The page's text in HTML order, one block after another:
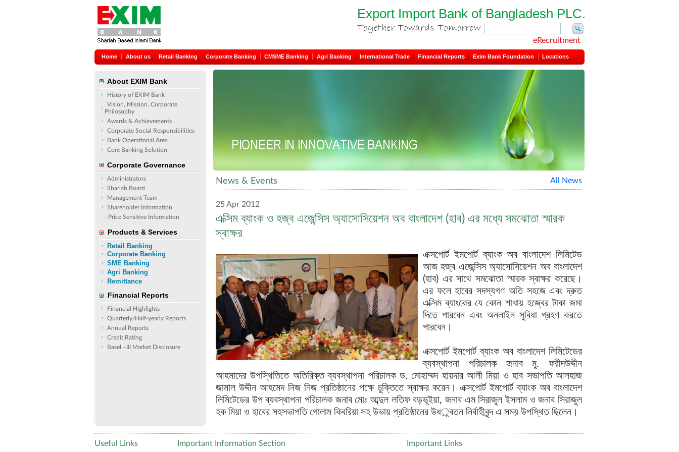
Export Import Bank of Bangladesh PLC.
eRecruitment
Home About us Retail Banking Corporate Banking CMSME Banking Agri Banking International Trade Financial Reports Exim Bank Foundation Locations
About EXIM Bank
History of EXIM Bank
Vision, Mission, Corporate
Philosophy
Awards & Achievements
Corporate Social Responsibilities
Bank Operational Area
Core Banking Solution
Corporate Governance
Administrators
Shariah Board
Management Team
Shareholder Information
- Price Sensitive Information
Products & Services
Retail Banking
Corporate Banking
SME Banking
Agri Banking
Remittance
Financial Reports
Financial Highlights
Quarterly/Half-yearly Reports
Annual Reports
Credit Rating
Basel –III Market Disclosure
News & Events All News
25 Apr 2012
এক্সিম ব্যাংক ও হজ্ব এজেন্সিস অ্যাসোসিয়েশন অব বাংলাদেশ (হাব) এর মধ্যে সমঝোতা স্মারক
স্বাক্ষর
এক্সপোর্ট ইমপোর্ট ব্যাংক অব বাংলাদেশ লিমিটেড
আজ হজ্ব এজেন্সিস অ্যাসোসিয়েশন অব বাংলাদেশ
(হাব) এর সাথে সমঝোতা স্মারক স্বাক্ষর করেছে।
এর ফলে হাবের সদস্যগণ অতি সহজে এবং দ্রুত
এক্সিম ব্যাংকের যে কোন শাখায় হজ্বের টাকা জমা
দিতে পারবেন এবং অনলাইন সুবিধা গ্রহণ করতে
পারবেন।
এক্সপোর্ট ইমপোর্ট ব্যাংক অব বাংলাদেশ লিমিটেডের
ব্যবস্থাপনা পরিচালক জনাব মু. ফরীদউদ্দীন
আহমাদের উপস্থিতিতে অতিরিক্ত ব্যবস্থাপনা পরিচালক ড. মোহাম্মদ হায়দার আলী মিয়া ও হাব সভাপতি আলহাজ
জামাল উদ্দীন আহমেদ নিজ নিজ প্রতিষ্ঠানের পক্ষে চুক্তিতে স্বাক্ষর করেন। এক্সপোর্ট ইমপোর্ট ব্যাংক অব বাংলাদেশ
লিমিটেডের উপ ব্যবস্থাপনা পরিচালক জনাব মোঃ আব্দুল লতিফ বড়ভূইয়া, জনাব এম সিরাজুল ইসলাম ও জনাব সিরাজুল
হক মিয়া ও হাবের সহসভাপতি গোলাম কিবরিয়া সহ উভায় প্রতিষ্ঠানের উধর্্বতন নির্বাহীবৃন্দ এ সময় উপস্থিত ছিলেন।
Useful Links Important Information Section Important Links